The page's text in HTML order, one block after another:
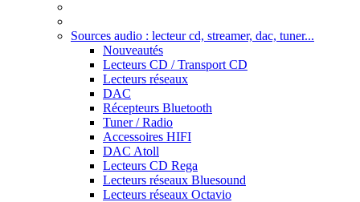
Sources audio : lecteur cd, streamer, dac, tuner...
Nouveautés
Lecteurs CD / Transport CD
Lecteurs réseaux
DAC
Récepteurs Bluetooth
Tuner / Radio
Accessoires HIFI
DAC Atoll
Lecteurs CD Rega
Lecteurs réseaux Bluesound
Lecteurs réseaux Octavio